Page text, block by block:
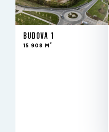
BUDOVA 1
15 908 M
2